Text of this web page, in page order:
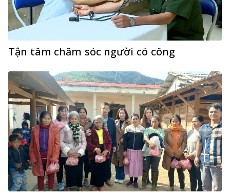
Tận tâm chăm sóc người có công